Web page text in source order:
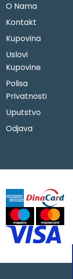
O Nama
Kontakt
Kupovina
Uslovi
Kupovine
Polisa
Privatnosti
Uputstvo
Odjava